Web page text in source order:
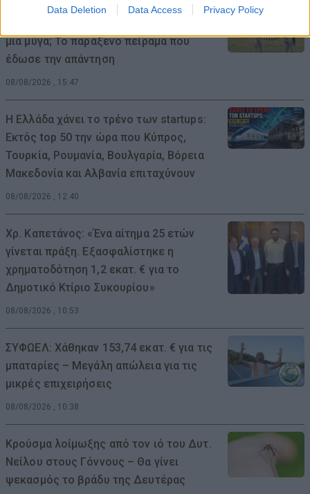
Data Deletion Data Access Privacy Policy
μια μύγα; Το παράξενο πείραμα που
έδωσε την απάντηση
08/08/2026 , 15:47
Η Ελλάδα χάνει το τρένο των startups:
Εκτός top 50 την ώρα που Κύπρος,
Τουρκία, Ρουμανία, Βουλγαρία, Βόρεια
Μακεδονία και Αλβανία επιταχύνουν
08/08/2026 , 12:40
Χρ. Καπετάνος: «Ένα αίτημα 25 ετών
γίνεται πράξη. Εξασφαλίστηκε η
χρηματοδότηση 1,2 εκατ. € για το
Δημοτικό Κτίριο Συκουρίου»
08/08/2026 , 10:53
ΣΥΦΩΕΛ: Χάθηκαν 153,74 εκατ. € για τις
μπαταρίες – Μεγάλη απώλεια για τις
μικρές επιχειρήσεις
08/08/2026 , 10:38
Κρούσμα λοίμωξης από τον ιό του Δυτ.
Νείλου στους Γόννους – Θα γίνει
ψεκασμός το βράδυ της Δευτέρας